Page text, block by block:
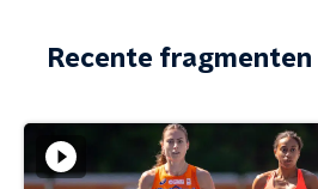
Recente fragmenten